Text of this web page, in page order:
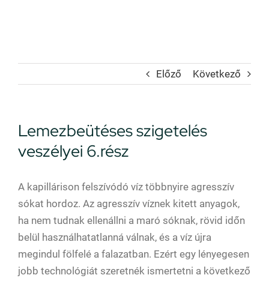
Előző Következő
Lemezbeütéses szigetelés
veszélyei 6.rész
A kapillárison felszívódó víz többnyire agresszív
sókat hordoz. Az agresszív víznek kitett anyagok,
ha nem tudnak ellenállni a maró sóknak, rövid időn
belül használhatatlanná válnak, és a víz újra
megindul fölfelé a falazatban. Ezért egy lényegesen
jobb technológiát szeretnék ismertetni a következő